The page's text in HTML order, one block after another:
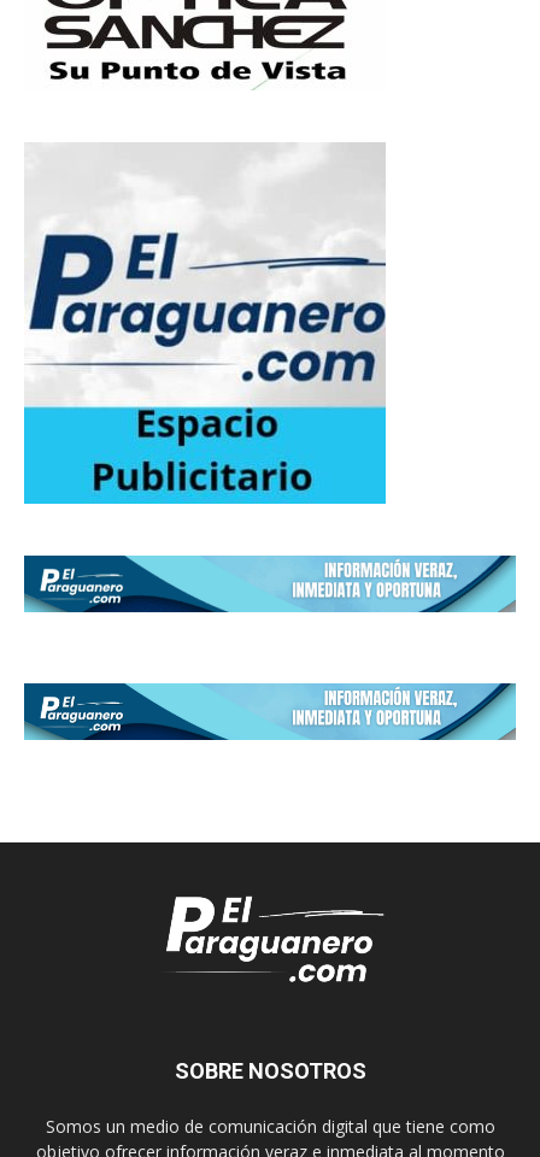
SOBRE NOSOTROS
Somos un medio de comunicación digital que tiene como
objetivo ofrecer información veraz e inmediata al momento